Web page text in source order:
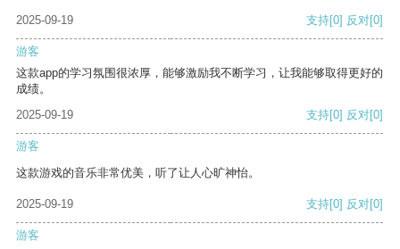
2025-09-19 支持[0] 反对[0]
游客
这款app的学习氛围很浓厚，能够激励我不断学习，让我能够取得更好的
成绩。
2025-09-19
支持[0] 反对[0]
游客
这款游戏的音乐非常优美，听了让人心旷神怡。
2025-09-19 支持[0] 反对[0]
游客